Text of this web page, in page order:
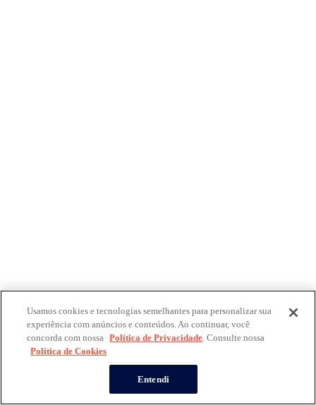
Usamos cookies e tecnologias semelhantes para personalizar sua
experiência com anúncios e conteúdos. Ao continuar, você
concorda com nossa Política de Privacidade. Consulte nossa
Política de Cookies
Entendi